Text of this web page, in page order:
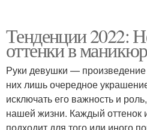
Тенденции 2022:
оттенки в
Руки девушки —
них лишь очередное
исключать его важность и
нашей жизни. Каждый оттенок
подходит для того или иного